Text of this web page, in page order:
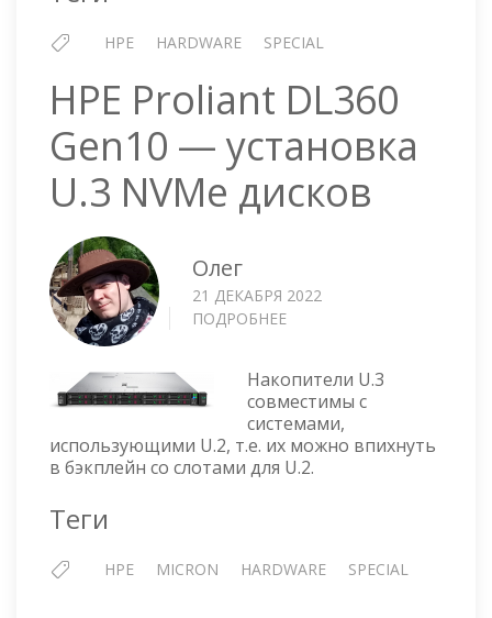
HPE HARDWARE SPECIAL
HPE Proliant DL360
Gen10 — установка
U.3 NVMe дисков
Олег
21 ДЕКАБРЯ 2022
ПОДРОБНЕЕ
DL360
GEN10
—
УСТАНОВКА
U.3
Накопители U.3
совместимы с
системами,
использующими U.2, т.е. их можно впихнуть
в бэкплейн со слотами для U.2.
Теги
HPE MICRON HARDWARE SPECIAL